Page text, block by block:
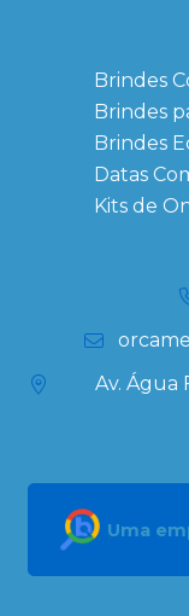
Brindes
Brindes
Brindes
Datas
Kits de
Av. Água
Uma